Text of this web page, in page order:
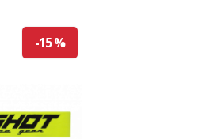
-15 %